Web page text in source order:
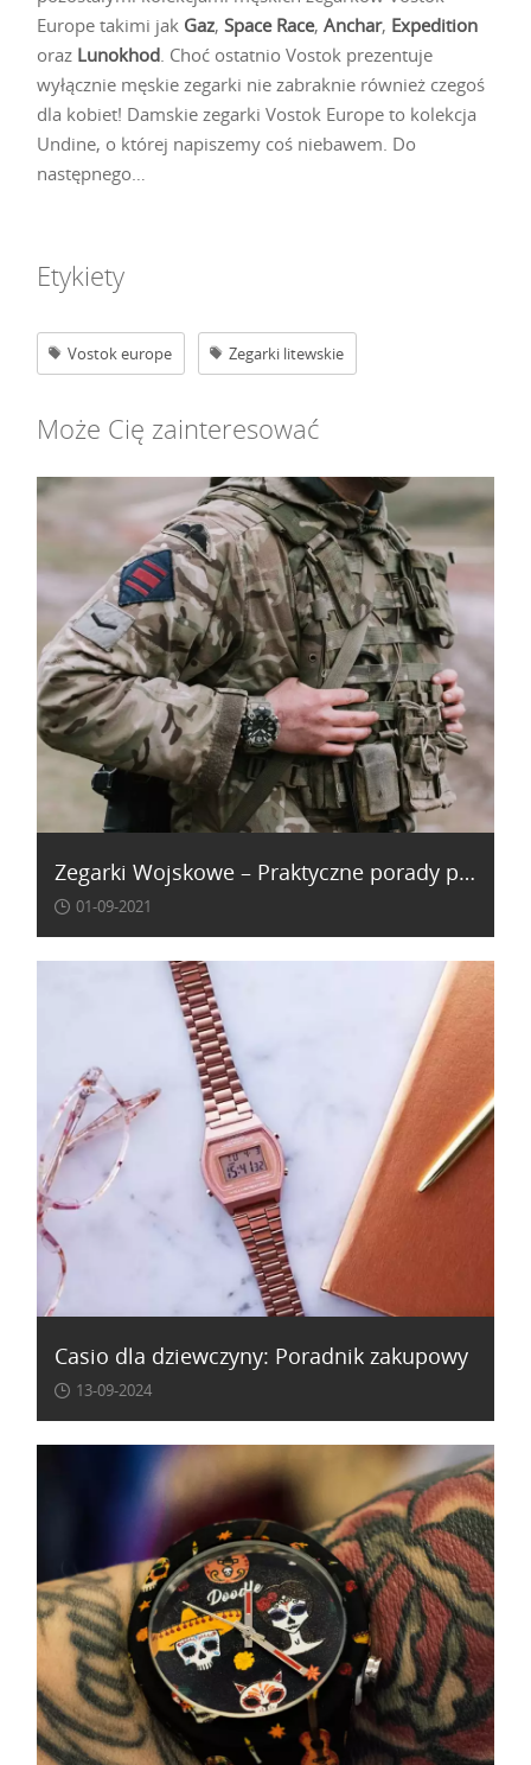
Europe takimi jak Gaz,Space Race,Anchar, Expedition
oraz Lunokhod . Choć ostatnio Vostok prezentuje
wyłącznie męskie zegarki nie zabraknie również czegoś
dla kobiet! Damskie zegarki Vostok Europe to kolekcja
Undine, o której napiszemy coś niebawem. Do
następnego…
Etykiety
Vostok europe Zegarki litewskie
Może Cię zainteresować
Zegarki Wojskowe – Praktyczne porady podczas wyboru niezawodnego urządzenia
01-09-2021
Casio dla dziewczyny: Poradnik zakupowy
13-09-2024